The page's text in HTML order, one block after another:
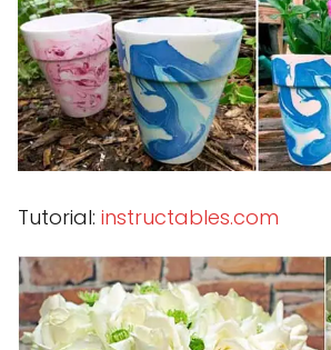
Tutorial: instructables.com